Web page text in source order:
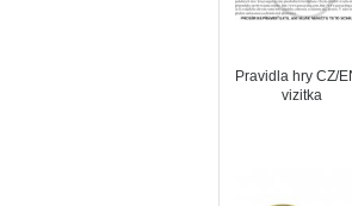
Pravidla hry CZ/
vizitka